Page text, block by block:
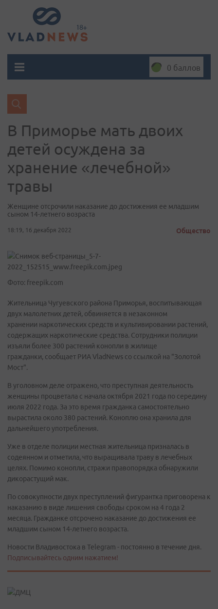
0 баллов
В Приморье мать двоих
детей осуждена за
хранение «лечебной»
травы
Женщине отсрочили наказание до достижения ее младшим
сыном 14-летнего возраста
18:19, 16 декабря 2022 Общество
Фото: freepik.com
Жительница Чугуевского района Приморья, воспитывающая
двух малолетних детей, обвиняется в незаконном
хранении наркотических средств и культивировании растений,
содержащих наркотические средства. Сотрудники полиции
изъяли более 300 растений конопли в жилище
гражданки, сообщает РИА VladNews со ссылкой на "Золотой
Мост".
В уголовном деле отражено, что преступная деятельность
женщины процветала с начала октября 2021 года по середину
июля 2022 года. За это время гражданка самостоятельно
вырастила около 380 растений. Коноплю она хранила для
дальнейшего употребления.
Уже в отделе полиции местная жительница призналась в
содеянном и отметила, что выращивала траву в лечебных
целях. Помимо конопли, стражи правопорядка обнаружили
дикорастущий мак.
По совокупности двух преступлений фигурантка приговорена к
наказанию в виде лишения свободы сроком на 4 года 2
месяца. Гражданке отсрочено наказание до достижения ее
младшим сыном 14-летнего возраста.
Новости Владивостока в Telegram - постоянно в течение дня.
Подписывайтесь одним нажатием!